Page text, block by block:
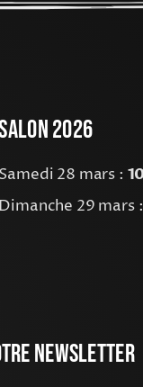
2026
Samedi 28 mars :
Dimanche 29 mars
Newsletter